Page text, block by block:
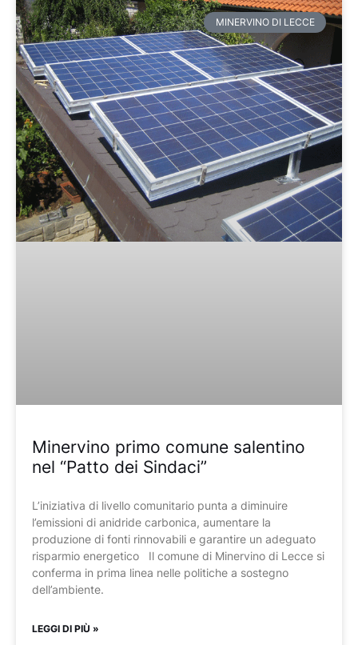
MINERVINO DI LECCE
Minervino primo comune salentino
nel “Patto dei Sindaci”
L’iniziativa di livello comunitario punta a diminuire
l’emissioni di anidride carbonica, aumentare la
produzione di fonti rinnovabili e garantire un adeguato
risparmio energetico Il comune di Minervino di Lecce si
conferma in prima linea nelle politiche a sostegno
dell’ambiente.
LEGGI DI PIÙ »